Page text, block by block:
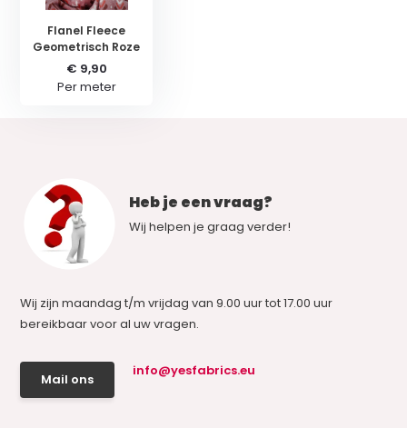
Flanel Fleece
Geometrisch Roze
€ 9,90
Per meter
Heb je een vraag?
Wij helpen je graag verder!
Wij zijn maandag t/m vrijdag van 9.00 uur tot 17.00 uur
bereikbaar voor al uw vragen.
Mail ons
info@yesfabrics.eu